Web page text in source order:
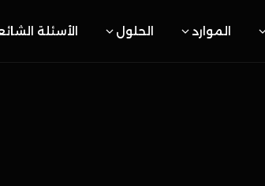
الموارد الحلول الأسئلة